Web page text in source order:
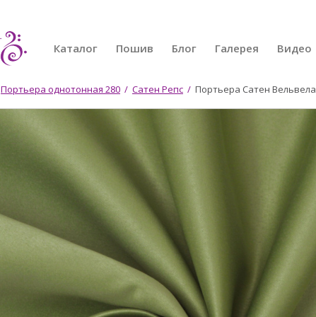
Каталог Пошив Блог Галерея Видео
Портьера однотонная 280 / Сатен Репс / Портьера Сатен Вельвела